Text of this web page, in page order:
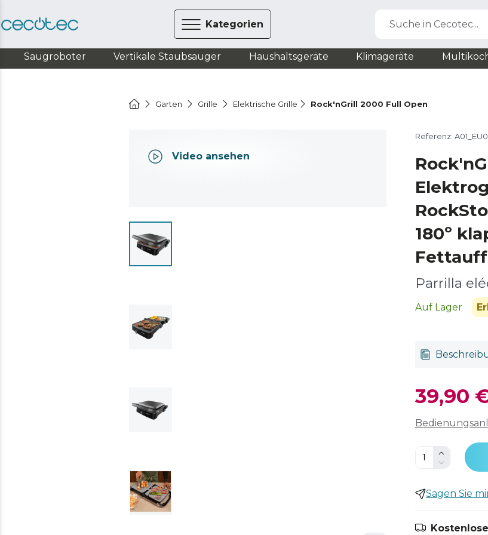
Kategorien Suche in Cecotec...
Saugroboter Vertikale Staubsauger Haushaltsgeräte Klimageräte
Garten Grille Elektrische Grille Rock'nGrill 2000 Full Open
Video ansehen
Referenz:
180º
Parrilla
Auf Lager
39,90
Sagen Sie